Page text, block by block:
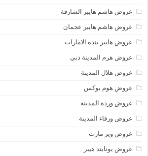
عروض هاشم هايبر الشارقة
عروض هاشم هايبر عجمان
عروض هايبر بنده الامارات
عروض هرم المدينة دبي
عروض هلال المدينة
عروض هوم بوكس
عروض وردة المدينة
عروض ورقاء المدينة
عروض وير مارت
عروض يونايتد هيبر